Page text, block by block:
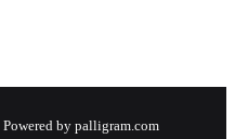
by palligram.com